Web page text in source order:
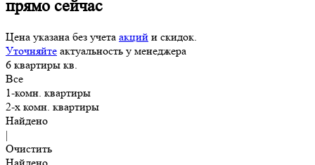
прямо сейчас
Цена указана без учета акций и скидок.
Уточняйте актуальность у менеджера
6 квартиры кв.
Все
1-комн. квартиры
2-х комн. квартиры
Найдено
|
Очистить